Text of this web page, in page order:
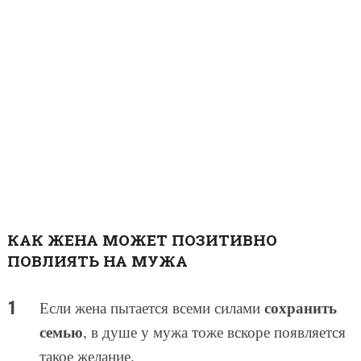
КАК ЖЕНА МОЖЕТ ПОЗИТИВНО
ПОВЛИЯТЬ НА МУЖА
Если жена пытается всеми силами сохранить
семью, в душе у мужа тоже вскоре появляется
такое желание.